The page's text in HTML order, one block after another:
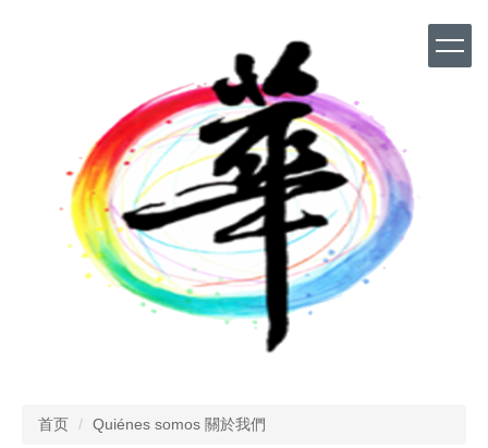
首页 Quiénes somos 關於我們